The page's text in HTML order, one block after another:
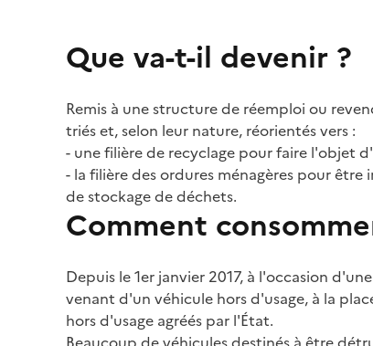
Que va-t-il devenir ?
Remis à une structure de réemploi ou
triés et, selon leur nature, réorientés vers :
- une filière de recyclage pour faire l'objet
- la filière des ordures ménagères pour
de stockage de déchets.
Comment
Depuis le 1er janvier 2017, à l'occasion
venant d'un véhicule hors d'usage, à la
hors d'usage agréés par l'État.